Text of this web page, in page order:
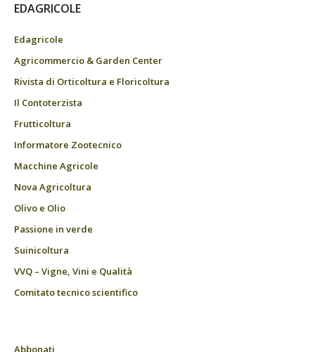
EDAGRICOLE
Edagricole
Agricommercio & Garden Center
Rivista di Orticoltura e Floricoltura
Il Contoterzista
Frutticoltura
Informatore Zootecnico
Macchine Agricole
Nova Agricoltura
Olivo e Olio
Passione in verde
Suinicoltura
VVQ – Vigne, Vini e Qualità
Comitato tecnico scientifico